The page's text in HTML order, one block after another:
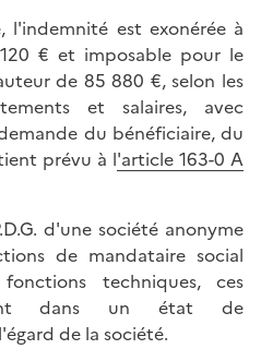
l'indemnité est exonérée à
€ et imposable pour le
de 85 880 €, selon les
et salaires, avec
du bénéficiaire, du
prévu à l'article 163-0 A
d'une société anonyme
de mandataire social
techniques, ces
dans un état de
de la société.